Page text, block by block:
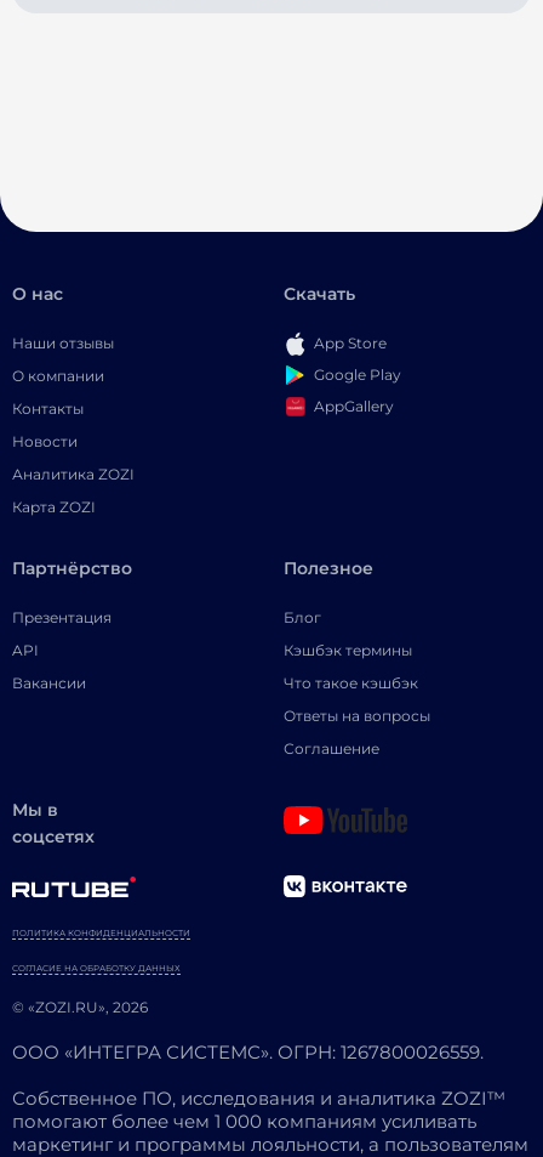
О нас
Наши отзывы
О компании
Контакты
Новости
Аналитика ZOZI
Карта ZOZI
Скачать
App Store
Google Play
AppGallery
Партнёрство
Презентация
API
Вакансии
Полезное
Блог
Кэшбэк термины
Что такое кэшбэк
Ответы на вопросы
Соглашение
Мы в
соцсетях
© «ZOZI.RU», 2026
ПОЛИТИКА КОНФИДЕНЦИАЛЬНОСТИ
СОГЛАСИЕ НА ОБРАБОТКУ ДАННЫХ
ООО «ИНТЕГРА СИСТЕМС». ОГРН: 1267800026559.
Собственное ПО, исследования и аналитика ZOZI™
помогают более чем 1 000 компаниям усиливать
маркетинг и программы лояльности, а пользователям